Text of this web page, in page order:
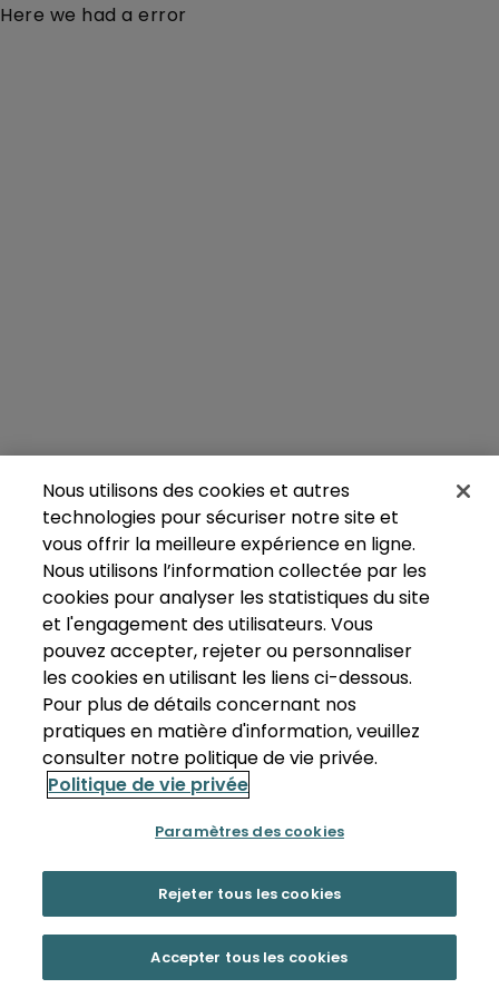
Here we had a error
Nous utilisons des cookies et autres
technologies pour sécuriser notre site et
vous offrir la meilleure expérience en ligne.
Nous utilisons l’information collectée par les
cookies pour analyser les statistiques du site
et l'engagement des utilisateurs. Vous
pouvez accepter, rejeter ou personnaliser
les cookies en utilisant les liens ci-dessous.
Pour plus de détails concernant nos
pratiques en matière d'information, veuillez
consulter notre politique de vie privée.
Politique de vie privée
Paramètres des cookies
Rejeter tous les cookies
Accepter tous les cookies